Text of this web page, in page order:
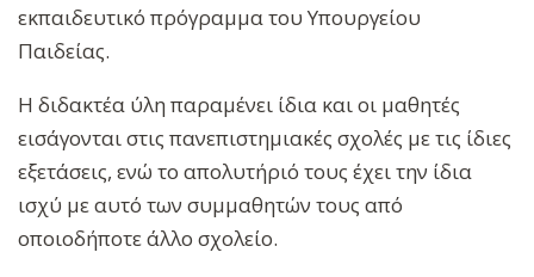
εκπαιδευτικό πρόγραμμα του Υπουργείου
Παιδείας.
Η διδακτέα ύλη παραμένει ίδια και οι μαθητές
εισάγονται στις πανεπιστημιακές σχολές με τις ίδιες
εξετάσεις, ενώ το απολυτήριό τους έχει την ίδια
ισχύ με αυτό των συμμαθητών τους από
οποιοδήποτε άλλο σχολείο.